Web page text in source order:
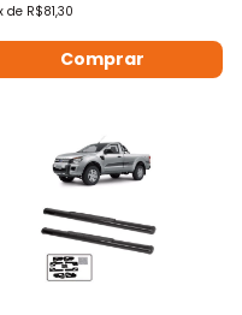
de R$81,30